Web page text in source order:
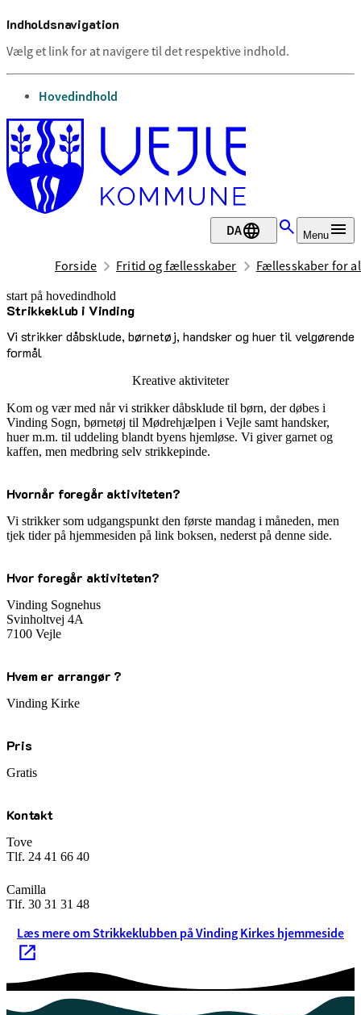
Indholdsnavigation
Vælg et link for at navigere til det respektive indhold.
gå til
Hovedindhold
DA Menu
Forside Fritid og fællesskaber Fællesskaber for
start på hovedindhold
Strikkeklub i Vinding
Vi strikker dåbsklude, børnetøj, handsker og huer til velgørende
formål
senest opdateret 30. juni 2026
Kreative aktiviteter
Kom og vær med når vi strikker dåbsklude til børn, der døbes i
Vinding Sogn, børnetøj til Mødrehjælpen i Vejle samt handsker,
huer m.m. til uddeling blandt byens hjemløse. Vi giver garnet og
kaffen, men medbring selv strikkepinde.
Hvornår foregår aktiviteten?
Vi strikker som udgangspunkt den første mandag i måneden, men
tjek tider på hjemmesiden på link boksen, nederst på denne side.
Hvor foregår aktiviteten?
Vinding Sognehus
Svinholtvej 4A
7100 Vejle
Hvem er arrangør ?
Vinding Kirke
Pris
Gratis
Kontakt
Tove
Tlf. 24 41 66 40
Camilla
Tlf. 30 31 31 48
Læs mere om Strikkeklubben på Vinding Kirkes hjemmeside